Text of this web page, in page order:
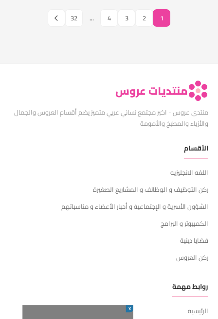
1
2
3
4
...
32
منتديات عروس
منتدى عروس - اكبر مجتمع نسائي عربي متميز يضم أقسام العروس والجمال
والأزياء والمطبخ والأمومة
الأقسام
اللغه الانجليزيه
ركن التوظيف و الوظائف و المشاريع الصغيرة
الشؤون الأسرية و الإجتماعية و أخبار الأعضاء و مناسباتهم
الكمبيوتر و البرامج
قضايا دينية
ركن العروس
روابط مهمة
الرئيسية X